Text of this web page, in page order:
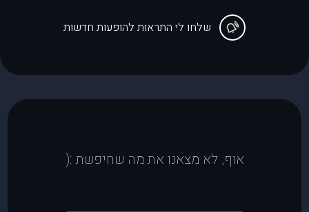
שלחו לי התראות להופעות חדשות
אוף, לא מצאנו את מה שחיפשת :(